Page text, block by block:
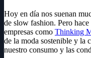
Hoy en día nos suenan
de slow fashion. Pero
empresas como Thinking
de la moda sostenible y la
nuestro consumo y las